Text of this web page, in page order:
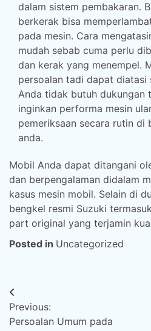
dalam sistem pembakaran.
berkerak bisa
pada mesin. Cara
mudah sebab cuma perlu
dan kerak yang menempel.
persoalan tadi dapat diatasi
Anda tidak butuh dukungan
inginkan performa mesin
pemeriksaan secara rutin di
anda.
Mobil Anda dapat ditangani
dan berpengalaman didalam
kasus mesin mobil. Selain di
bengkel resmi Suzuki
part original yang terjamin
Posted in Uncategorized
Post
navigation
Previous:
Persoalan Umum pada